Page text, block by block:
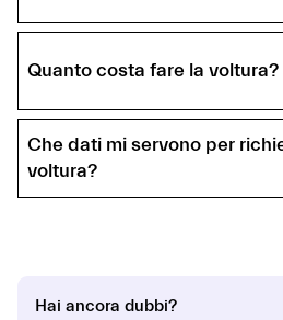
Quanto costa fare la voltura?
Che dati mi servono per
voltura?
Hai ancora dubbi?